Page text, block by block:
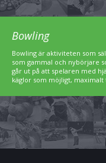
Bowling
Bowling är aktiviteten som
som gammal och nybörjare
går ut på att spelaren med
käglor som möjligt, maximalt